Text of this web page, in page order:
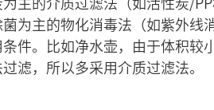
为主的物化消毒法（如紫外线
件。比如净水壶，由于体积较
滤，所以多采用介质过滤法。